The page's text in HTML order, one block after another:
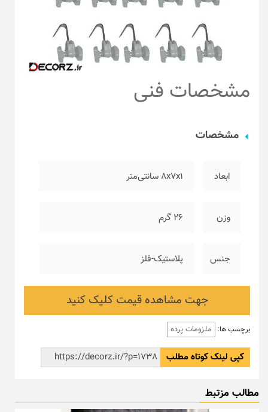
مشخصات فنی
مشخصات
ابعاد ۸x7x1 سانتی‌متر
وزن ۲۶ گرم
جنس پلاستیک-فلز
جهت مشاهده قیمت کلیک کنید
برچسب ها: ملزومات پرده
کپی لینک کوتاه مطلب
مطالب مزتبط